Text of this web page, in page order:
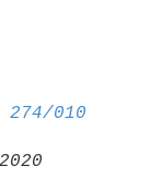
274/010